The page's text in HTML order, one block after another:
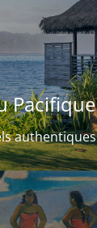
Pacifique
authentiques